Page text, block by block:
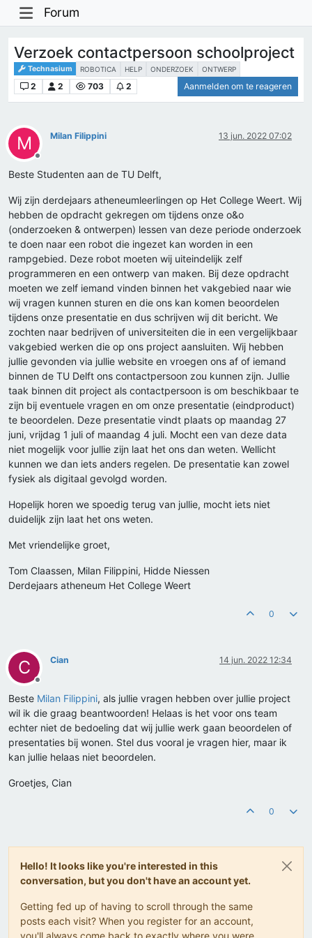
Forum
Verzoek contactpersoon schoolproject
Technasium ROBOTICA HELP ONDERZOEK ONTWERP
2 2 703 2 Aanmelden om te reageren
M
Offline
Milan Filippini 13 jun. 2022 07:02
Beste Studenten aan de TU Delft,
Wij zijn derdejaars atheneumleerlingen op Het College Weert. Wij
hebben de opdracht gekregen om tijdens onze o&o
(onderzoeken & ontwerpen) lessen van deze periode onderzoek
te doen naar een robot die ingezet kan worden in een
rampgebied. Deze robot moeten wij uiteindelijk zelf
programmeren en een ontwerp van maken. Bij deze opdracht
moeten we zelf iemand vinden binnen het vakgebied naar wie
wij vragen kunnen sturen en die ons kan komen beoordelen
tijdens onze presentatie en dus schrijven wij dit bericht. We
zochten naar bedrijven of universiteiten die in een vergelijkbaar
vakgebied werken die op ons project aansluiten. Wij hebben
jullie gevonden via jullie website en vroegen ons af of iemand
binnen de TU Delft ons contactpersoon zou kunnen zijn. Jullie
taak binnen dit project als contactpersoon is om beschikbaar te
zijn bij eventuele vragen en om onze presentatie (eindproduct)
te beoordelen. Deze presentatie vindt plaats op maandag 27
juni, vrijdag 1 juli of maandag 4 juli. Mocht een van deze data
niet mogelijk voor jullie zijn laat het ons dan weten. Wellicht
kunnen we dan iets anders regelen. De presentatie kan zowel
fysiek als digitaal gevolgd worden.
Hopelijk horen we spoedig terug van jullie, mocht iets niet
duidelijk zijn laat het ons weten.
Met vriendelijke groet,
Tom Claassen, Milan Filippini, Hidde Niessen
Derdejaars atheneum Het College Weert
0
C
Offline
Cian 14 jun. 2022 12:34
Beste Milan Filippini, als jullie vragen hebben over jullie project
wil ik die graag beantwoorden! Helaas is het voor ons team
echter niet de bedoeling dat wij jullie werk gaan beoordelen of
presentaties bij wonen. Stel dus vooral je vragen hier, maar ik
kan jullie helaas niet beoordelen.
Groetjes, Cian
0
Hello! It looks like you're interested in this
conversation, but you don't have an account yet.
Getting fed up of having to scroll through the same
posts each visit? When you register for an account,
you'll always come back to exactly where you were